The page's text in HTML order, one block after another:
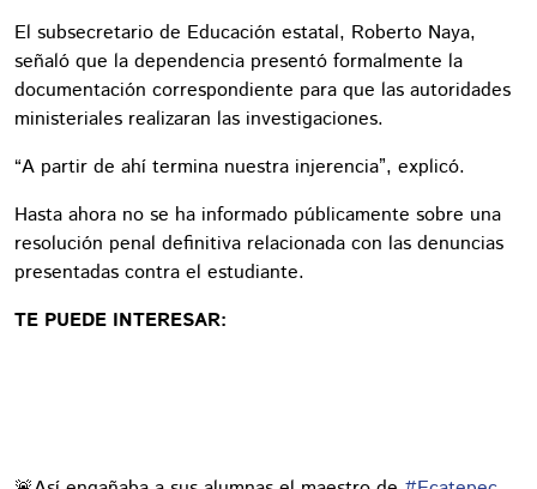
El subsecretario de Educación estatal, Roberto Naya,
señaló que la dependencia presentó formalmente la
documentación correspondiente para que las autoridades
ministeriales realizaran las investigaciones.
“A partir de ahí termina nuestra injerencia”, explicó.
Hasta ahora no se ha informado públicamente sobre una
resolución penal definitiva relacionada con las denuncias
presentadas contra el estudiante.
TE PUEDE INTERESAR: